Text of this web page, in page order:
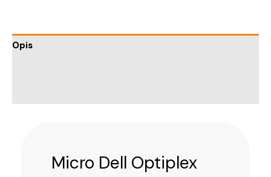
Opis
Micro Dell Optiplex